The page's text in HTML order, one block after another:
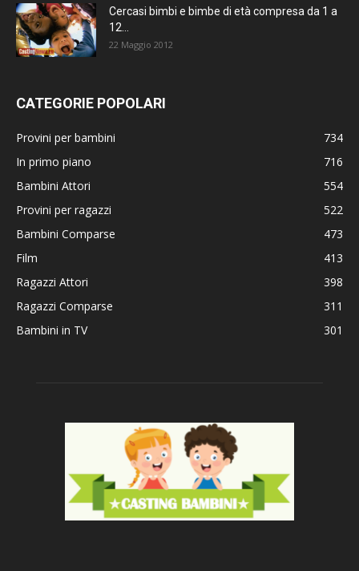
Cercasi bimbi e bimbe di età compresa da 1 a
12...
22 Maggio 2012
CATEGORIE POPOLARI
Provini per bambini
734
In primo piano
716
Bambini Attori
554
Provini per ragazzi
522
Bambini Comparse
473
Film
413
Ragazzi Attori
398
Ragazzi Comparse
311
Bambini in TV
301